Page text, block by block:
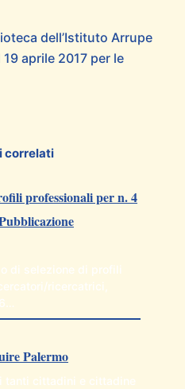
dell’Istituto Arrupe
aprile 2017 per le
correlati
professionali per n. 4
di selezione di profili
ricercatrici,
Palermo
tanti cittadini e cittadine